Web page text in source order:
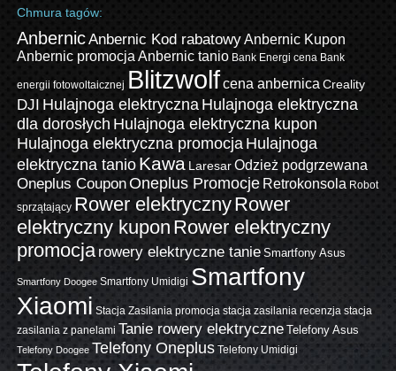
Chmura tagów:
AnbernicAnbernic Kod rabatowyAnbernic Kupon
Anbernic promocja Anbernic tanio Bank Energi cena Bank
energii fotowoltaicznej Blitzwolfcena anbernica Creality
DJI Hulajnoga elektrycznaHulajnoga elektryczna
dla dorosłych Hulajnoga elektryczna kupon
Hulajnoga elektryczna promocjaHulajnoga
elektryczna tanioKawa Laresar Odzież podgrzewana
Oneplus CouponOneplus Promocje Retrokonsola Robot
sprzątający Rower elektrycznyRower
elektryczny kupon Rower elektryczny
promocja rowery elektryczne tanie Smartfony Asus
Smartfony Doogee Smartfony Umidigi Smartfony
Xiaomi Stacja Zasilania promocja stacja zasilania recenzja stacja
zasilania z panelami Tanie rowery elektryczne Telefony Asus
Telefony Doogee Telefony Oneplus Telefony Umidigi